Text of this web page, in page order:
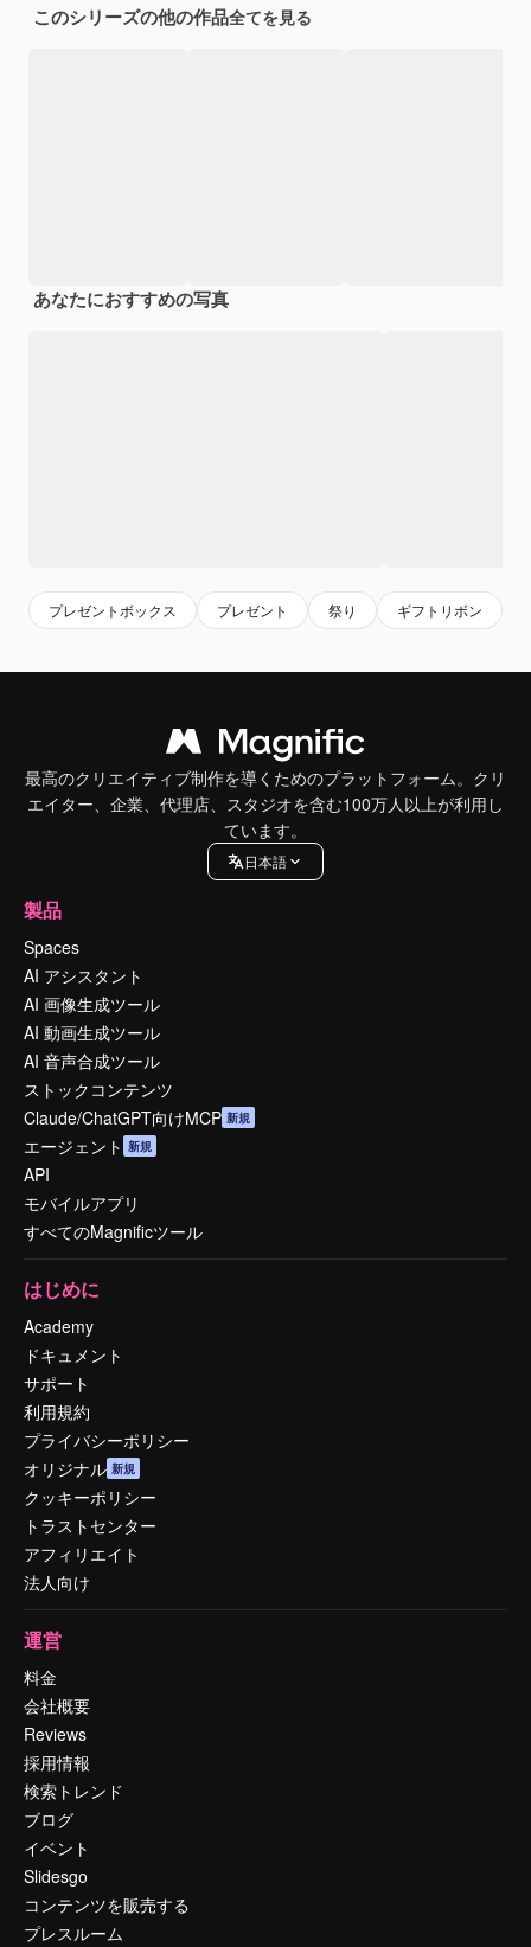
このシリーズの他の作品全てを見る
あなたにおすすめの写真
プレゼントボックス プレゼント 祭り ギフトリボン
最高のクリエイティブ制作を導くためのプラットフォーム。クリ
エイター、企業、代理店、スタジオを含む100万人以上が利用し
ています。
日本語
製品
Spaces
AI アシスタント
AI 画像生成ツール
AI 動画生成ツール
AI 音声合成ツール
ストックコンテンツ
Claude/ChatGPT向けMCP 新規
エージェント 新規
API
モバイルアプリ
すべてのMagnificツール
はじめに
Academy
ドキュメント
サポート
利用規約
プライバシーポリシー
オリジナル 新規
クッキーポリシー
トラストセンター
アフィリエイト
法人向け
運営
料金
会社概要
Reviews
採用情報
検索トレンド
ブログ
イベント
Slidesgo
コンテンツを販売する
プレスルーム